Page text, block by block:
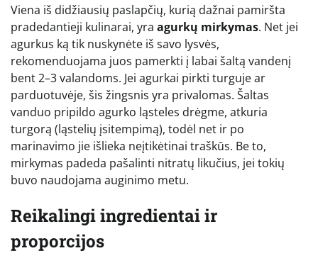
Viena iš didžiausių paslapčių, kurią dažnai pamiršta
pradedantieji kulinarai, yra agurkų mirkymas. Net jei
agurkus ką tik nuskynėte iš savo lysvės,
rekomenduojama juos pamerkti į labai šaltą vandenį
bent 2–3 valandoms. Jei agurkai pirkti turguje ar
parduotuvėje, šis žingsnis yra privalomas. Šaltas
vanduo pripildo agurko ląsteles drėgme, atkuria
turgorą (ląstelių įsitempimą), todėl net ir po
marinavimo jie išlieka neįtikėtinai traškūs. Be to,
mirkymas padeda pašalinti nitratų likučius, jei tokių
buvo naudojama auginimo metu.
Reikalingi ingredientai ir
proporcijos